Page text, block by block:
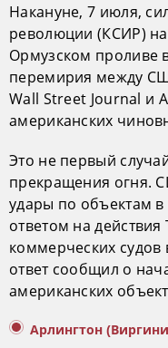
Накануне, 7 июля,
революции (КСИР)
Ормузском проливе
перемирия между
Wall Street Journal и
американских
Это не первый
прекращения огня.
удары по объектам в
ответом на
коммерческих
ответ сообщил о
американских
Арлингтон